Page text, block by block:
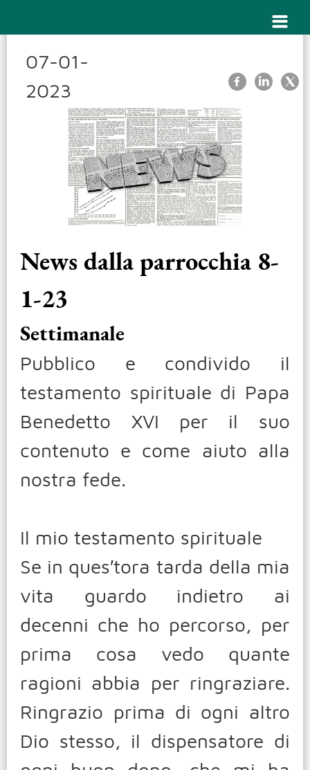
07-01-
2023
News dalla parrocchia 8-
1-23
Settimanale
Pubblico e condivido il
testamento spirituale di Papa
Benedetto XVI per il suo
contenuto e come aiuto alla
nostra fede.
Il mio testamento spirituale
Se in ques′tora tarda della mia
vita guardo indietro ai
decenni che ho percorso, per
prima cosa vedo quante
ragioni abbia per ringraziare.
Ringrazio prima di ogni altro
Dio stesso, il dispensatore di